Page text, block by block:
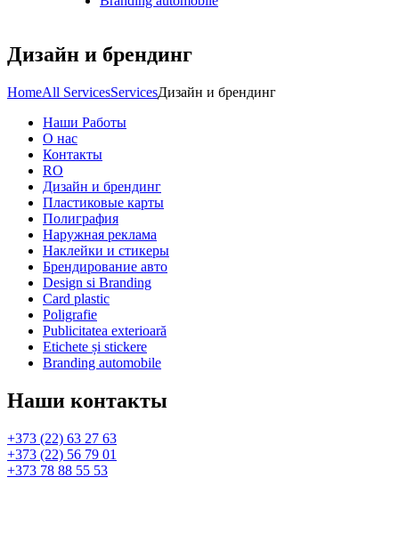
Дизайн и брендинг
HomeAll ServicesServicesДизайн и брендинг
Наши Работы
О нас
Контакты
RO
Дизайн и брендинг
Пластиковые карты
Полиграфия
Наружная реклама
Наклейки и стикеры
Брендирование авто
Design si Branding
Card plastic
Poligrafie
Publicitatea exterioară
Etichete și stickere
Branding automobile
Наши контакты
+373 (22) 63 27 63
+373 (22) 56 79 01
+373 78 88 55 53